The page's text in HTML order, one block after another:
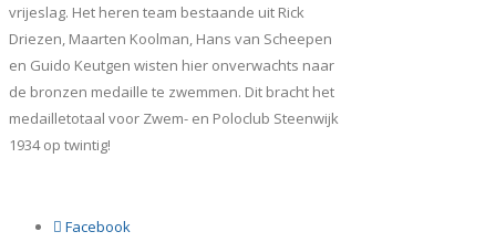
vrijeslag. Het heren team bestaande uit Rick
Driezen, Maarten Koolman, Hans van Scheepen
en Guido Keutgen wisten hier onverwachts naar
de bronzen medaille te zwemmen. Dit bracht het
medailletotaal voor Zwem- en Poloclub Steenwijk
1934 op twintig!
Facebook